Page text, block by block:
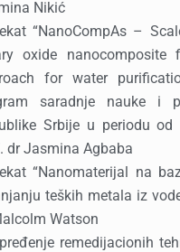
Nikić
“NanoCompAs –
oxide
for water
saradnje nauke i
Srbije u periodu
dr Jasmina Agbaba
“Nanomaterijal na
teških metala iz
Watson
remedijacionih